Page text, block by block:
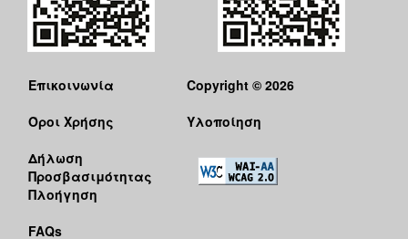
Επικοινωνία
Όροι Χρήσης
Δήλωση
Προσβασιμότητας
Πλοήγηση
FAQs
Copyright © 2026
Υλοποίηση